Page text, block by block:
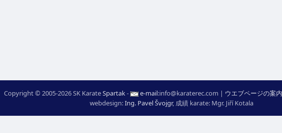
Copyright © 2005-2026 SK KarateSpartak- e-mail:moc.ceretarak@ofni | ウエブページの案内
webdesign:Ing. Pavel Švojgr, 成績 karate: Mgr. Jiří Kotala